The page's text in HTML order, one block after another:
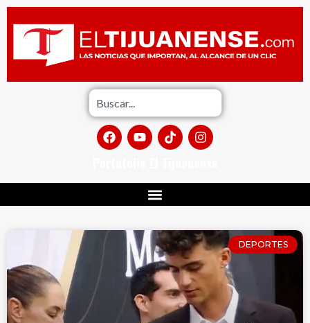
DEPORTES